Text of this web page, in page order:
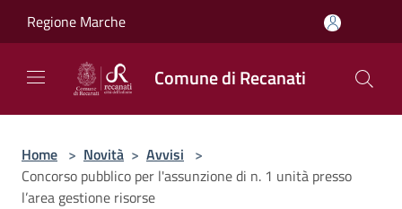
Regione Marche
Comune di Recanati
Home > Novità > Avvisi >
Concorso pubblico per l'assunzione di n. 1 unità presso
l’area gestione risorse